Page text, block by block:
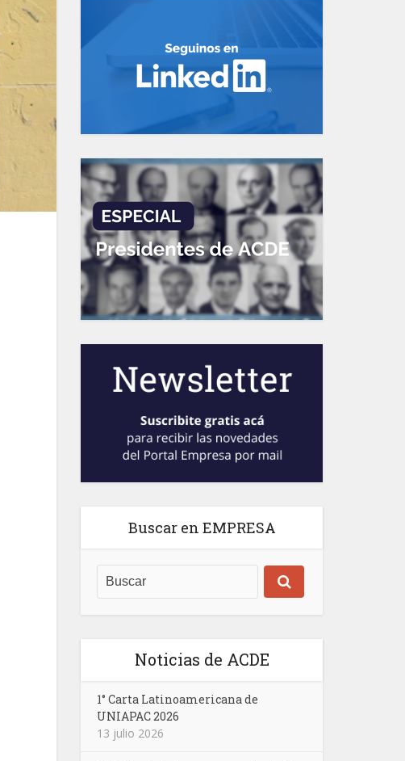
Buscar en EMPRESA
Noticias de ACDE
1° Carta Latinoamericana de
UNIAPAC 2026
13 julio 2026